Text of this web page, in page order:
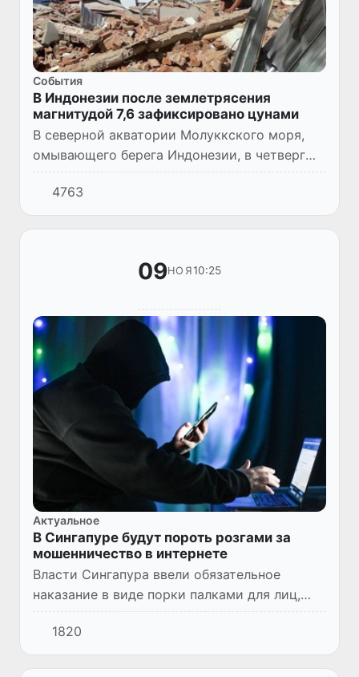
Cобытия
В Индонезии после землетрясения
магнитудой 7,6 зафиксировано цунами
В северной акватории Молуккского моря,
омывающего берега Индонезии, в четверг
была зарегистрирована мощная
сейсмическая активность с магнитудой 7,6.
4763
09НОЯ10:25
Актуальное
В Сингапуре будут пороть розгами за
мошенничество в интернете
Власти Сингапура ввели обязательное
наказание в виде порки палками для лиц,
осужденных за онлайн-мошенничество, в
попытке обуздать волну киберпреступлений.
1820